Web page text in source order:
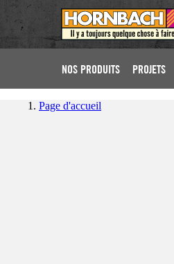
NOS PRODUITS PROJETS
Page d'accueil